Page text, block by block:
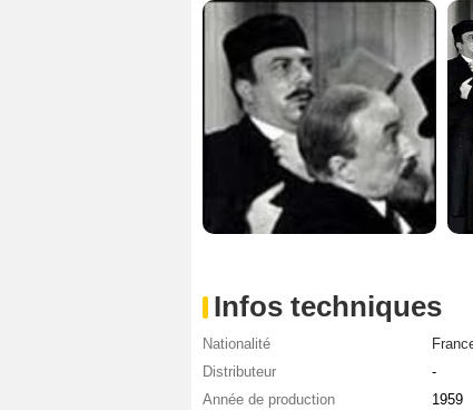
Infos techniques
Nationalité
Distributeur
-
Année de production
1959